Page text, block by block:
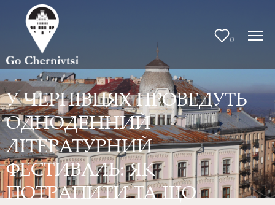
0
У ЧЕРНІВЦЯХ ПРОВЕДУТЬ
ОДНОДЕННИЙ
ЛІТЕРАТУРНИЙ
ФЕСТИВАЛЬ: ЯК
ПОТРАПИТИ ТА ЩО